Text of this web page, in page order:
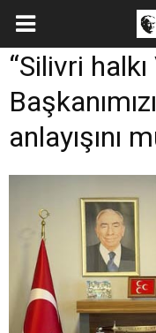
“Silivri
anlayışını